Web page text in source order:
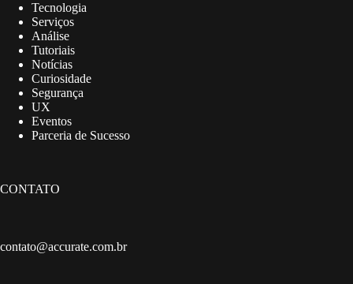
Tecnologia
Serviços
Análise
Tutoriais
Notícias
Curiosidade
Segurança
UX
Eventos
Parceria de Sucesso
CONTATO
contato@accurate.com.br